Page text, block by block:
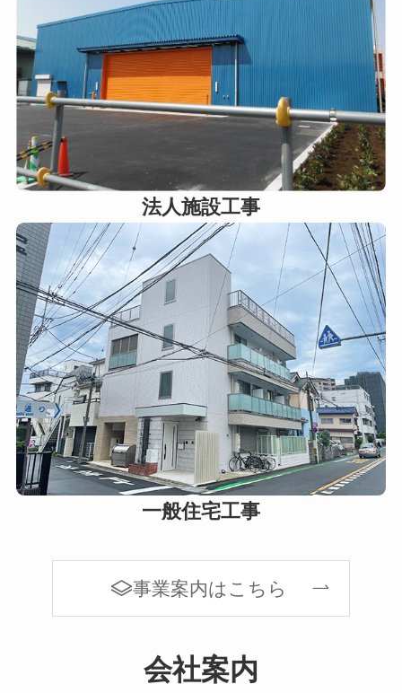
法人施設工事
一般住宅工事
事業案内はこちら
会社案内